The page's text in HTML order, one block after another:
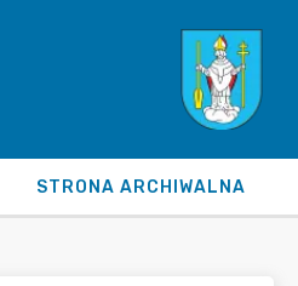
STRONA ARCHIWALNA